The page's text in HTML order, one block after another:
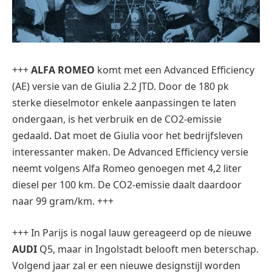
+++ALFA ROMEO komt met een Advanced Efficiency
(AE) versie van de Giulia 2.2 JTD. Door de 180 pk
sterke dieselmotor enkele aanpassingen te laten
ondergaan, is het verbruik en de CO2-emissie
gedaald. Dat moet de Giulia voor het bedrijfsleven
interessanter maken. De Advanced Efficiency versie
neemt volgens Alfa Romeo genoegen met 4,2 liter
diesel per 100 km. De CO2-emissie daalt daardoor
naar 99 gram/km. +++
+++ In Parijs is nogal lauw gereageerd op de nieuwe
AUDI Q5, maar in Ingolstadt belooft men beterschap.
Volgend jaar zal er een nieuwe designstijl worden